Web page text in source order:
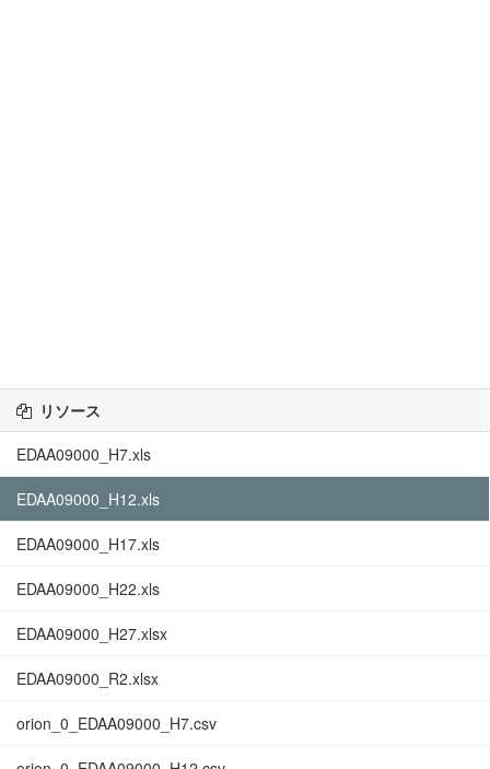
リソース
EDAA09000_H7.xls
EDAA09000_H12.xls
EDAA09000_H17.xls
EDAA09000_H22.xls
EDAA09000_H27.xlsx
EDAA09000_R2.xlsx
orion_0_EDAA09000_H7.csv